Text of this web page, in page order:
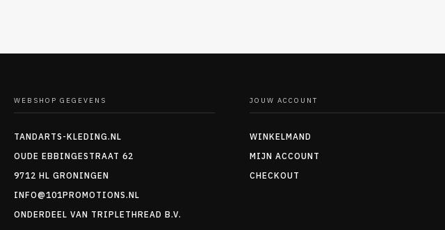
WEBSHOP GEGEVENS
TANDARTS-KLEDING.NL
OUDE EBBINGESTRAAT 62
9712 HL GRONINGEN
INFO@101PROMOTIONS.NL
ONDERDEEL VAN TRIPLETHREAD B.V.
JOUW ACCOUNT
WINKELMAND
MIJN ACCOUNT
CHECKOUT